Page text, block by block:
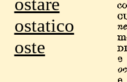
ostatico
oste